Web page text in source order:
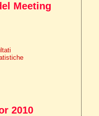
Meeting
2010